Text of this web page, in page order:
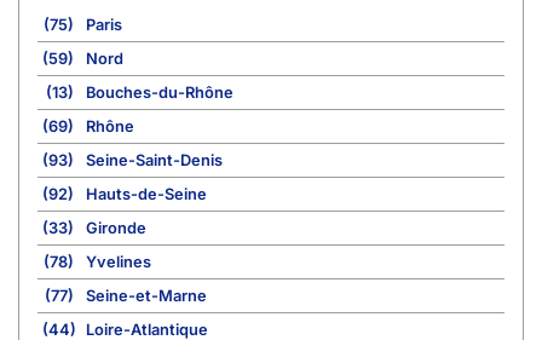
(75)
Paris
(59)
Nord
(13)
Bouches-du-Rhône
(69)
Rhône
(93)
Seine-Saint-Denis
(92)
Hauts-de-Seine
(33)
Gironde
(78)
Yvelines
(77)
Seine-et-Marne
(44)
Loire-Atlantique